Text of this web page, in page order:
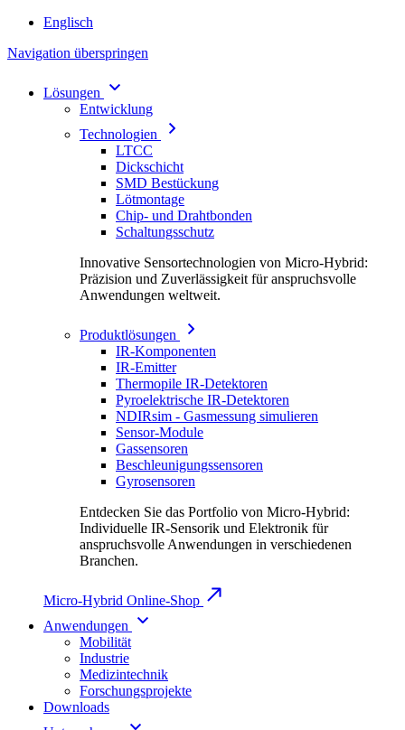
Englisch
Navigation überspringen
Lösungen
Entwicklung
Technologien
LTCC
Dickschicht
SMD Bestückung
Lötmontage
Chip- und Drahtbonden
Schaltungsschutz
Innovative Sensortechnologien von Micro-Hybrid:
Präzision und Zuverlässigkeit für anspruchsvolle
Anwendungen weltweit.
Produktlösungen
IR-Komponenten
IR-Emitter
Thermopile IR-Detektoren
Pyroelektrische IR-Detektoren
NDIRsim - Gasmessung simulieren
Sensor-Module
Gassensoren
Beschleunigungssensoren
Gyrosensoren
Entdecken Sie das Portfolio von Micro-Hybrid:
Individuelle IR-Sensorik und Elektronik für
anspruchsvolle Anwendungen in verschiedenen
Branchen.
Micro-Hybrid Online-Shop
Anwendungen
Mobilität
Industrie
Medizintechnik
Forschungsprojekte
Downloads